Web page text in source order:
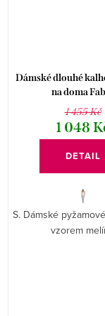
Dámské dlouhé
na doma
1 455 Kč
1 048
DETAIL
S. Dámské
vzorem